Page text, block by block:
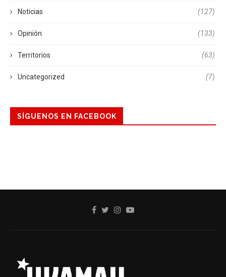
Noticias (127)
Opinión (133)
Territorios (63)
Uncategorized (7)
SÍGUENOS EN FACEBOOK